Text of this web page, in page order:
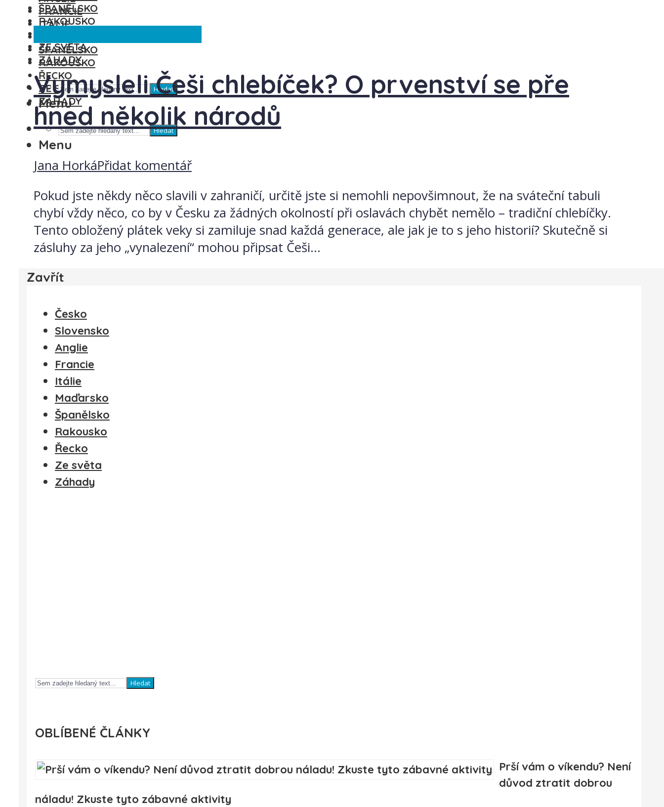
FRANCIE
ITÁLIE
ŠPANĚLSKO
RAKOUSKO
ŘECKO
ZE SVĚTA
ZÁHADY
Hledat
Menu
ŠPANĚLSKO
RAKOUSKO
ZE SVĚTA
ZÁHADY
Hledat
Menu
Vymysleli Češi chlebíček? O prvenství se pře
hned několik národů
Jana HorkáPřidat komentář
Pokud jste někdy něco slavili v zahraničí, určitě jste si nemohli nepovšimnout, že na sváteční tabuli
chybí vždy něco, co by v Česku za žádných okolností při oslavách chybět nemělo – tradiční chlebíčky.
Tento obložený plátek veky si zamiluje snad každá generace, ale jak je to s jeho historií? Skutečně si
zásluhy za jeho „vynalezení“ mohou připsat Češi...
Zavřít
Česko
Slovensko
Anglie
Francie
Itálie
Maďarsko
Španělsko
Rakousko
Řecko
Ze světa
Záhady
Hledat
OBLÍBENÉ ČLÁNKY
Prší vám o víkendu? Není
důvod ztratit dobrou
náladu! Zkuste tyto zábavné aktivity